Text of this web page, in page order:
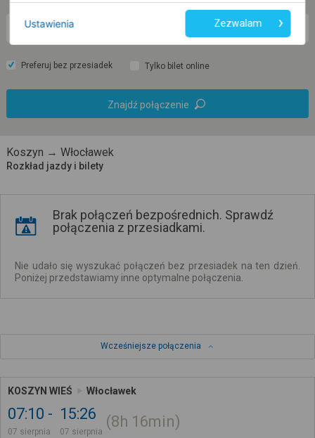
pt. 7 sie.
Preferuj bez przesiadek Tylko bilet online
Znajdź połączenie
Koszyn → Włocławek
Rozkład jazdy i bilety
Brak połączeń bezpośrednich. Sprawdź
połączenia z przesiadkami.
Nie udało się wyszukać połączeń bez przesiadek na ten dzień.
Poniżej przedstawiamy inne optymalne połączenia.
Wcześniejsze połączenia
KOSZYN WIEŚ Włocławek
07:10
07 sierpnia
15:26
07 sierpnia
8h 16min
Ustawienia Zezwalam